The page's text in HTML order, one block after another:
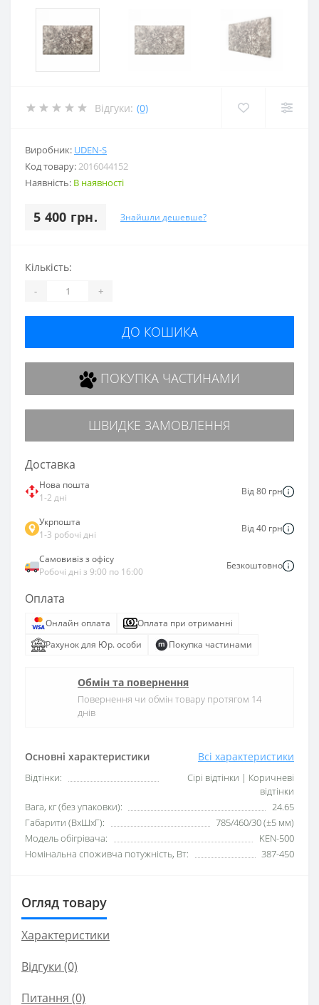
Відгуки: (0)
Виробник: UDEN-S
Код товару:2016044152
Наявність: В наявності
5 400 грн. Знайшли дешевше?
Основні характеристики Всі характеристики
Відтінки:
Сірі відтінки | Коричневі
відтінки
Вага, кг (без упаковки):
24.65
Габарити (ВхШхГ):
785/460/30 (±5 мм)
Модель обігрівача:
KEN-500
Номінальна споживча потужність, Вт:
387-450
Кількість:
- +
ДО КОШИКА
ПОКУПКА ЧАСТИНАМИ
ШВИДКЕ ЗАМОВЛЕННЯ
Доставка
Нова пошта
1-2 дні
Від 80 грн
Укрпошта
1-3 робочі дні
Від 40 грн
Самовивіз з офісу
Робочі дні з 9:00 по 16:00
Безкоштовно
Оплата
Онлайн оплата
Оплата при отриманні
Рахунок для Юр. особи
Покупка частинами
Обмін та повернення
Повернення чи обмін товару протягом 14
днів
Огляд товару
Характеристики
Відгуки (0)
Питання (0)